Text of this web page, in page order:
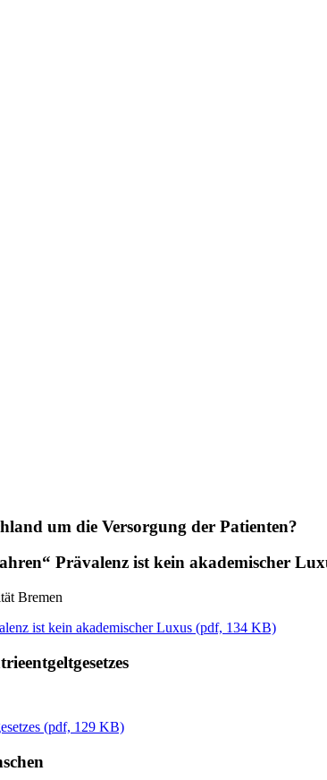
um die Versorgung der Patienten?
Prävalenz ist kein akademischer
Bremen
ist kein akademischer Luxus (pdf, 134 KB)
(pdf, 129 KB)